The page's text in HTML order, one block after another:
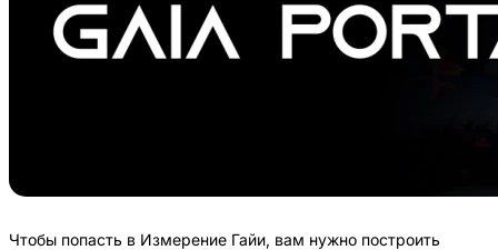
Чтобы попасть в Измерение Гайи, вам нужно построить